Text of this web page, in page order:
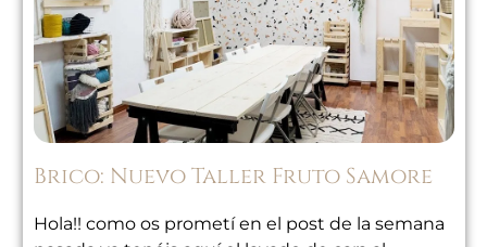
Brico: Nuevo Taller Fruto Samore
Hola!! como os prometí en el post de la semana